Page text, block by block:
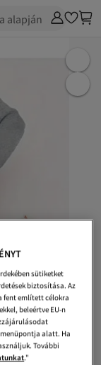
alapján
sütiketket
biztosítása. Az
fent említett célokra
beleértve EU-n
alatt. Ha
További
."